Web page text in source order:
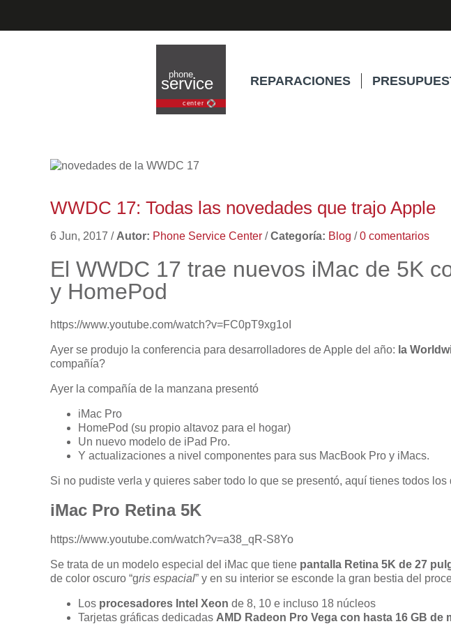
REPARACIONES
WWDC 17: Todas las novedades que trajo Apple
6 Jun, 2017 / Autor: Phone Service Center /Categoría: Blog /0 comentarios
El WWDC 17 trae nuevos iMac de 5K
y HomePod
https://www.youtube.com/watch?v=FC0pT9xg1oI
Ayer se produjo la conferencia para desarrolladores de Apple del año: la
compañía?
Ayer la compañía de la manzana presentó
iMac Pro
HomePod (su propio altavoz para el hogar)
Un nuevo modelo de iPad Pro.
Y actualizaciones a nivel componentes para sus MacBook Pro y iMacs.
Si no pudiste verla y quieres saber todo lo que se presentó, aquí tienes todos los
iMac Pro Retina 5K
https://www.youtube.com/watch?v=a38_qR-S8Yo
Se trata de un modelo especial del iMac que tiene pantalla Retina 5K de 27
de color oscuro “gris espacial” y en su interior se esconde la gran bestia del
Los procesadores Intel Xeon de 8, 10 e incluso 18 núcleos
Tarjetas gráficas dedicadas AMD Radeon Pro Vega con hasta 16 GB de